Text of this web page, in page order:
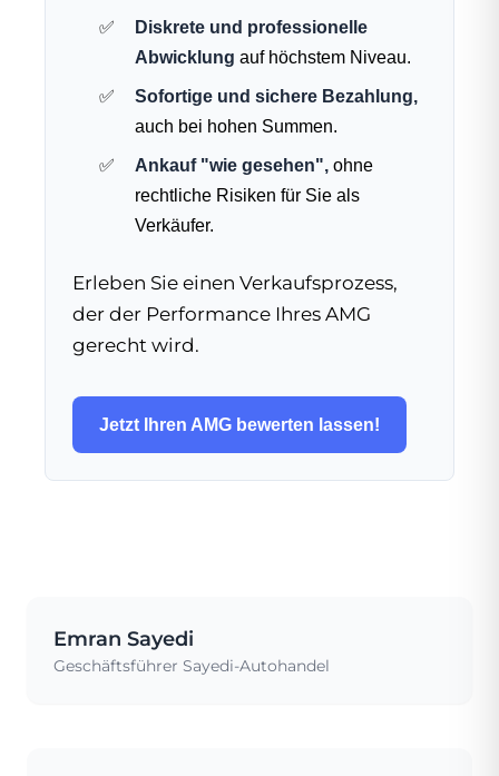
Diskrete und professionelle
Abwicklung auf höchstem Niveau.
Sofortige und sichere Bezahlung,
auch bei hohen Summen.
Ankauf "wie gesehen", ohne
rechtliche Risiken für Sie als
Verkäufer.
Erleben Sie einen Verkaufsprozess,
der der Performance Ihres AMG
gerecht wird.
Jetzt Ihren AMG bewerten lassen!
Emran Sayedi
Geschäftsführer Sayedi-Autohandel